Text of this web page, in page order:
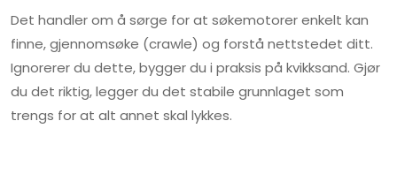
Det handler om å sørge for at søkemotorer enkelt kan
finne, gjennomsøke (crawle) og forstå nettstedet ditt.
Ignorerer du dette, bygger du i praksis på kvikksand. Gjør
du det riktig, legger du det stabile grunnlaget som
trengs for at alt annet skal lykkes.